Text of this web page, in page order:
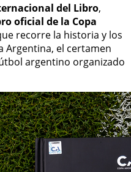
del Libro,
oficial de la Copa
recorre la historia y los
Argentina, el certamen
argentino organizado